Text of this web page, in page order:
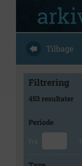
Tilbage
Filtrering
453 resultater
Periode
Fra